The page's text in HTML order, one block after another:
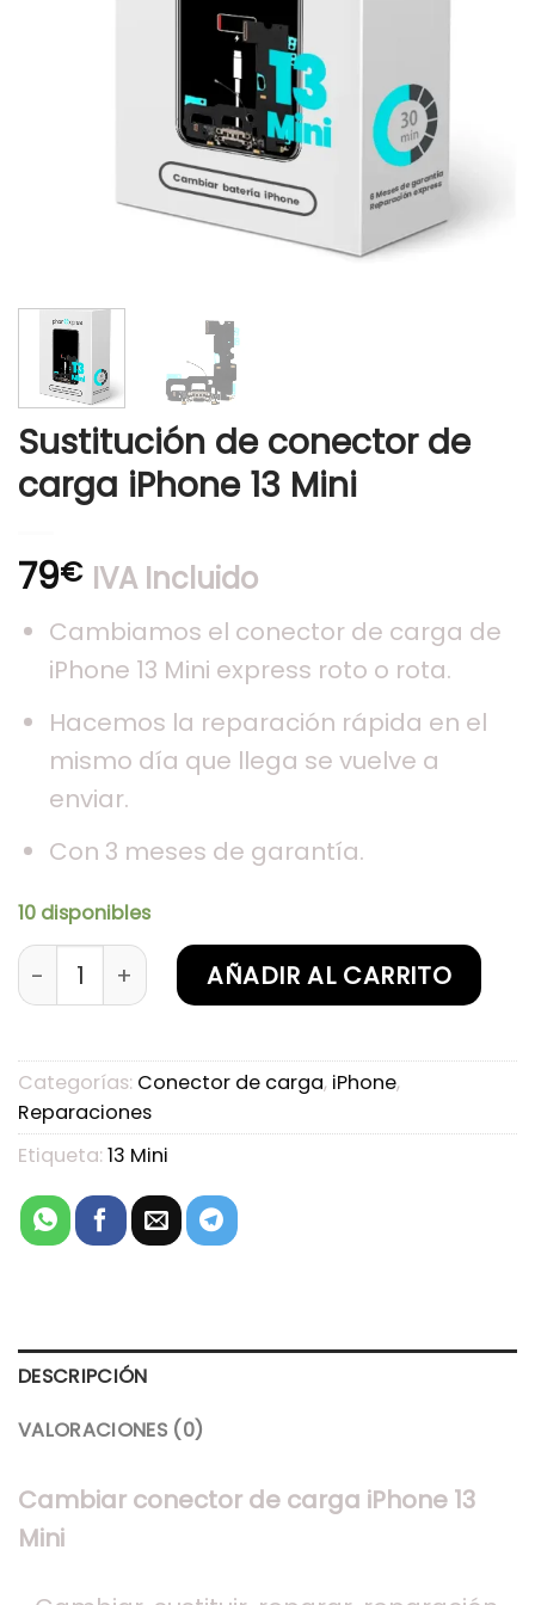
Sustitución de conector de
carga iPhone 13 Mini
79€ IVA Incluido
Cambiamos el conector de carga de
iPhone 13 Mini express roto o rota.
Hacemos la reparación rápida en el
mismo día que llega se vuelve a
enviar.
Con 3 meses de garantía.
10 disponibles
Sustitución de conector de carga iPhone 13
AÑADIR AL CARRITO
Categorías: Conector de carga, iPhone,
Reparaciones
Etiqueta: 13 Mini
DESCRIPCIÓN
VALORACIONES (0)
Cambiar conector de carga iPhone 13
Mini